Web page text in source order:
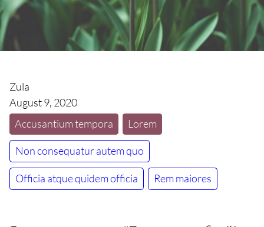
Zula
August 9, 2020
Accusantium tempora
Lorem
Non consequatur autem quo
Officia atque quidem officia Rem maiores